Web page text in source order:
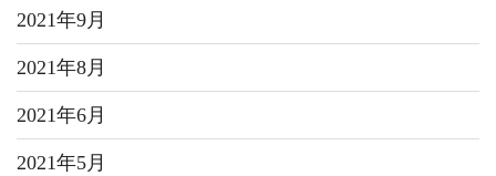
2021年9月
2021年8月
2021年6月
2021年5月